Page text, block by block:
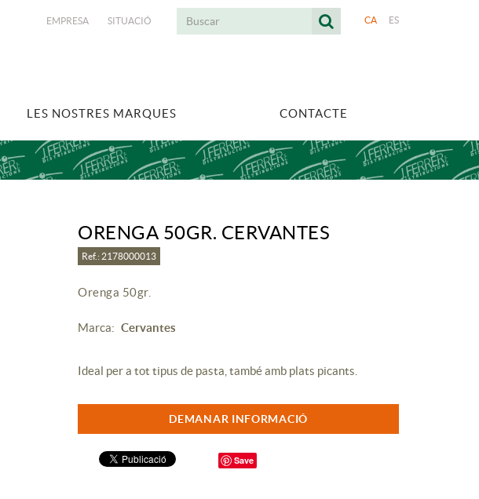
CA ES
EMPRESA SITUACIÓ
LES NOSTRES MARQUES CONTACTE
ORENGA 50GR. CERVANTES
Ref.: 2178000013
Orenga 50gr.
Marca: Cervantes
Ideal per a tot tipus de pasta, també amb plats picants.
DEMANAR INFORMACIÓ
Save